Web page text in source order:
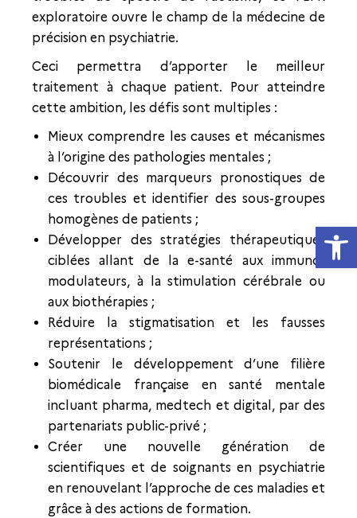
Ouvrir
exploratoire ouvre le champ de la médecine de
précision en psychiatrie.
Ceci permettra d’apporter le meilleur
traitement à chaque patient. Pour atteindre
cette ambition, les défis sont multiples :
Mieux comprendre les causes et mécanismes
à l’origine des pathologies mentales ;
Découvrir des marqueurs pronostiques de
ces troubles et identifier des sous-groupes
homogènes de patients ;
Développer des stratégies thérapeutiques
ciblées allant de la e-santé aux immuno-
modulateurs, à la stimulation cérébrale ou
aux biothérapies ;
Réduire la stigmatisation et les fausses
représentations ;
Soutenir le développement d’une filière
biomédicale française en santé mentale
incluant pharma, medtech et digital, par des
partenariats public-privé ;
Créer une nouvelle génération de
scientifiques et de soignants en psychiatrie
en renouvelant l’approche de ces maladies et
grâce à des actions de formation.